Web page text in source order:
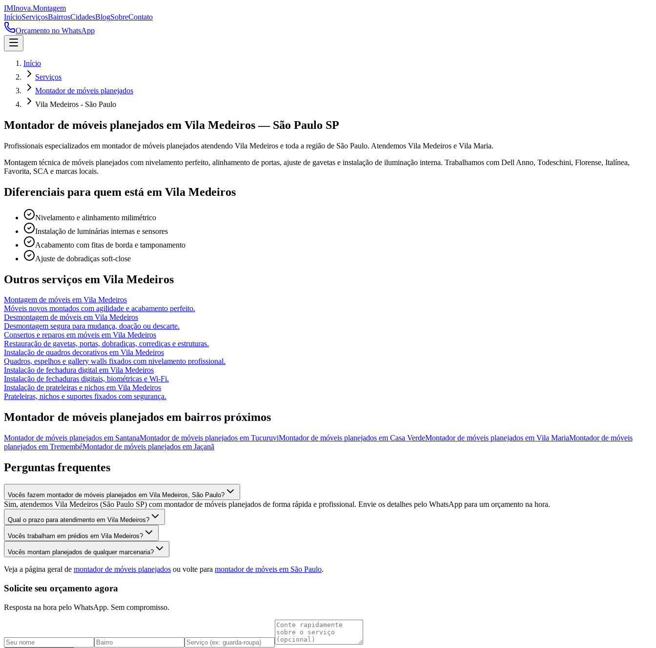
IMInova.Montagem
InícioServiçosBairrosCidadesBlogSobreContato
Orçamento no WhatsApp
Início
Serviços
Montador de móveis planejados
Vila Medeiros - São Paulo
Montador de móveis planejados em Vila Medeiros— São Paulo SP
Profissionais especializados em montador de móveis planejados atendendo Vila Medeiros e toda a região de São Paulo. Atendemos Vila Medeiros e Vila Maria.
Montagem técnica de móveis planejados com nivelamento perfeito, alinhamento de portas, ajuste de gavetas e instalação de iluminação interna. Trabalhamos com Dell Anno, Todeschini, Florense, Italínea,
Favorita, SCA e marcas locais.
Diferenciais para quem está em Vila Medeiros
Nivelamento e alinhamento milimétrico
Instalação de luminárias internas e sensores
Acabamento com fitas de borda e tamponamento
Ajuste de dobradiças soft-close
Outros serviços em Vila Medeiros
Montagem de móveis em Vila Medeiros
Móveis novos montados com agilidade e acabamento perfeito.
Desmontagem de móveis em Vila Medeiros
Desmontagem segura para mudança, doação ou descarte.
Consertos e reparos em móveis em Vila Medeiros
Restauração de gavetas, portas, dobradiças, corrediças e estruturas.
Instalação de quadros decorativos em Vila Medeiros
Quadros, espelhos e gallery walls fixados com nivelamento profissional.
Instalação de fechadura digital em Vila Medeiros
Instalação de fechaduras digitais, biométricas e Wi-Fi.
Instalação de prateleiras e nichos em Vila Medeiros
Prateleiras, nichos e suportes fixados com segurança.
Montador de móveis planejados em bairros próximos
Montador de móveis planejados em SantanaMontador de móveis planejados em TucuruviMontador de móveis planejados em Casa VerdeMontador de móveis planejados em Vila MariaMontador de móveis
planejados em TremembéMontador de móveis planejados em Jaçanã
Perguntas frequentes
Vocês fazem montador de móveis planejados em Vila Medeiros, São Paulo?
Sim, atendemos Vila Medeiros (São Paulo SP) com montador de móveis planejados de forma rápida e profissional. Envie os detalhes pelo WhatsApp para um orçamento na hora.
Qual o prazo para atendimento em Vila Medeiros?
Vocês trabalham em prédios em Vila Medeiros?
Vocês montam planejados de qualquer marcenaria?
Veja a página geral de montador de móveis planejados ou volte para montador de móveis em São Paulo.
Solicite seu orçamento agora
Resposta na hora pelo WhatsApp. Sem compromisso.